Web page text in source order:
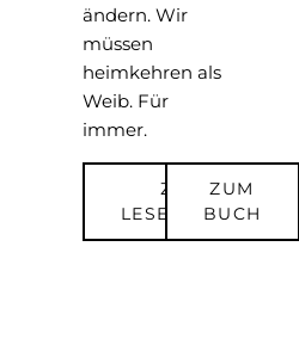
ändern. Wir
müssen
heimkehren als
Weib. Für
immer.
ZUR
LESEPROBE
ZUM
BUCH